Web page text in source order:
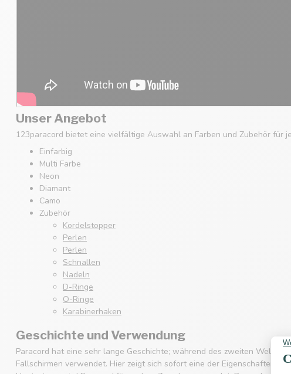
Unser Angebot
123paracord bietet eine vielfältige Auswahl an Farben und Zubehör für
Einfarbig
Multi Farbe
Neon
Diamant
Camo
Zubehör
Kordelstopper
Perlen
Perlen
Schnallen
Nadeln
D-Ringe
O-Ringe
Karabinerhaken
Geschichte und Verwendung
Paracord hat eine sehr lange Geschichte; während des zweiten
Fallschirmen verwendet. Hier zeigt sich sofort eine der Eigenschaften